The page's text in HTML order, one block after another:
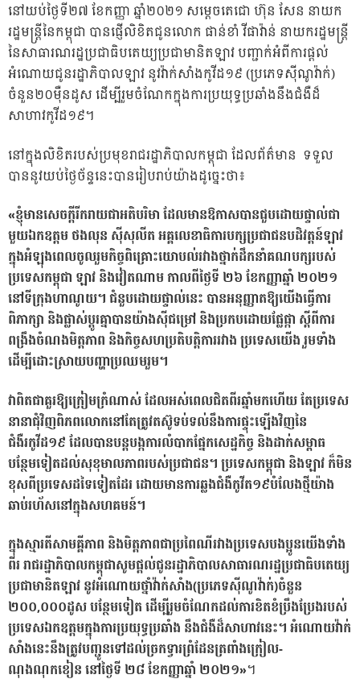
នៅយប់ថ្ងៃទី២៧ ខែកញ្ញា ឆ្នាំ២០២១ សម្តេចតេជោ ហ៊ុន សែន នាយក
រដ្ឋមន្រ្តីនៃកម្ពុជា បានផ្ញើលិខិតជូនលោក ផាន់ខាំ វីផាវ៉ាន់ នាយករដ្ឋមន្រ្តី
នៃសាធារណរដ្ឋប្រជាធិបតេយ្យប្រជាមានិតឡាវ បញ្ជាក់អំពីការផ្តល់
អំណោយជូនរដ្ឋាភិបាលឡាវ នូវវ៉ាក់សាំងកូវីដ១៩ (ប្រភេទស៊ីណូវ៉ាក់)
ចំនួន២០ម៉ឺនដូស ដើម្បីរួមចំណែកក្នុងការប្រយុទ្ធប្រឆាំងនឹងជំងឺដ៏
សាហាវកូវីដ១៩។
នៅក្នុងលិខិតរបស់ប្រមុខរាជរដ្ឋាភិបាលកម្ពុជា ដែលព័ត៌មាន ទទួល
បាននូវយប់ថ្ងៃច័ន្ទនេះបានរៀបរាប់យ៉ាងដូច្នេះថា៖
«ខ្ញុំមានសេចក្តីរីករាយជាអតិបរិមា ដែលមានឱកាសបានជួបដោយផ្ទាល់ជា
មួយឯកឧត្តម ថងលុន ស៊ីសុលីត អគ្គលេខាធិការបក្សប្រជាជនបដិវត្តន៍ឡាវ
ក្នុងអំឡុងពេលចូលរួមកិច្ចពិគ្រោះយោបល់រវាងថ្នាក់ដឹកនាំគណបក្សរបស់
ប្រទេសកម្ពុជា ឡាវ និងវៀតណាម កាលពីថ្ងៃទី ២៦ ខែកញ្ញាឆ្នាំ ២០២១
នៅទីក្រុងហាណូយ។ ជំនួបដោយផ្ទាល់នេះ បានអនុញ្ញាតឱ្យយើងធ្វើការ
ពិភាក្សា និងផ្លាស់ប្តូរគ្នាបានយ៉ាងស៊ីជម្រៅ និងប្រកបដោយផ្លែផ្កា ស្តីពីការ
ពង្រឹងចំណងមិត្តភាព និងកិច្ចសហប្រតិបត្តិការរវាង ប្រទេសយើង រួមទាំង
ដើម្បីដោះស្រាយបញ្ហាប្រឈមរួម។
វាពិតជាគួរឱ្យក្រៀមក្រំណាស់ ដែលអស់ពេលជិតពីរឆ្នាំមកហើយ តែប្រទេស
នានាជុំវិញពិភពលោកនៅតែត្រូវតស៊ូទប់ទល់នឹងការផ្ទុះឡើងវិញនៃ
ជំងឺរកូវីដ១៩ ដែលបានបន្តបង្កការលំបាកផ្នែកសេដ្ឋកិច្ច និងដាក់សម្ពាធ
បន្ថែមទៀតដល់សុខុមាលភាពរបស់ប្រជាជន។ ប្រទេសកម្ពុជា និងឡាវ ក៏មិន
ខុសពីប្រទេសដទៃទៀតដែរ ដោយមានការឆ្លងជំងឺកូវីត១៩បំលែងថ្មីយ៉ាង
ឆាប់រហ័សនៅក្នុងសហគមន៍។
ក្នុងស្មារតីសាមគ្គីភាព និងមិត្តភាពជាប្រពៃណីរវាងប្រទេសបងប្អូនយើងទាំង
ពីរ រាជរដ្ឋាភិបាលកម្ពុជាសូមផ្តល់ជូនរដ្ឋាភិបាលសាធារណរដ្ឋប្រជាធិបតេយ្យ
ប្រជាមានិតឡាវ នូវអំណោយថ្នាំវ៉ាក់សាំង(ប្រភេទស៊ីណូវ៉ាក់)ចំនួន
២០០,០០០ដូស បន្ថែមទៀត ដើម្បីរួមចំណែកដល់ការខិតខំប្រឹងប្រែងរបស់
ប្រទេសឯកឧត្តមក្នុងការប្រយុទ្ធប្រឆាំង នឹងជំងឺដ៏សាហាវនេះ។ អំណោយវ៉ាក់
សាំងនេះនឹងត្រូវបញ្ជូនទៅដល់ច្រកទ្វារព្រំដែនត្រពាំងក្រៀល-
ណុងណុកខៀន នៅថ្ងៃទី ២៨ ខែកញ្ញាឆ្នាំ ២០២១»។